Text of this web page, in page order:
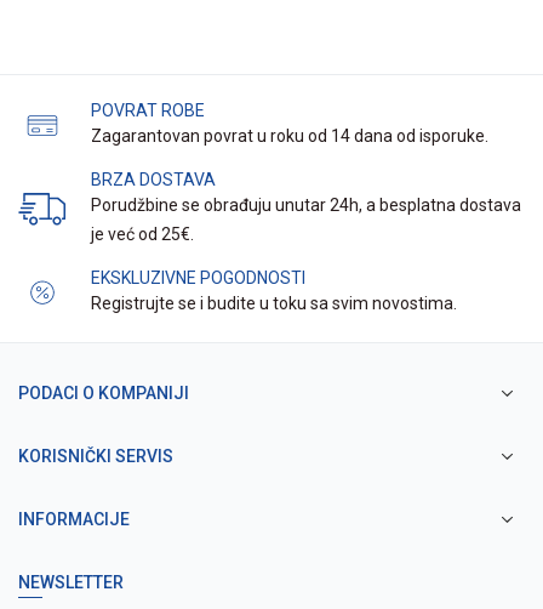
POVRAT ROBE
Zagarantovan povrat u roku od 14 dana od isporuke.
BRZA DOSTAVA
Porudžbine se obrađuju unutar 24h, a besplatna dostava
je već od 25€.
EKSKLUZIVNE POGODNOSTI
Registrujte se i budite u toku sa svim novostima.
PODACI O KOMPANIJI
KORISNIČKI SERVIS
INFORMACIJE
NEWSLETTER